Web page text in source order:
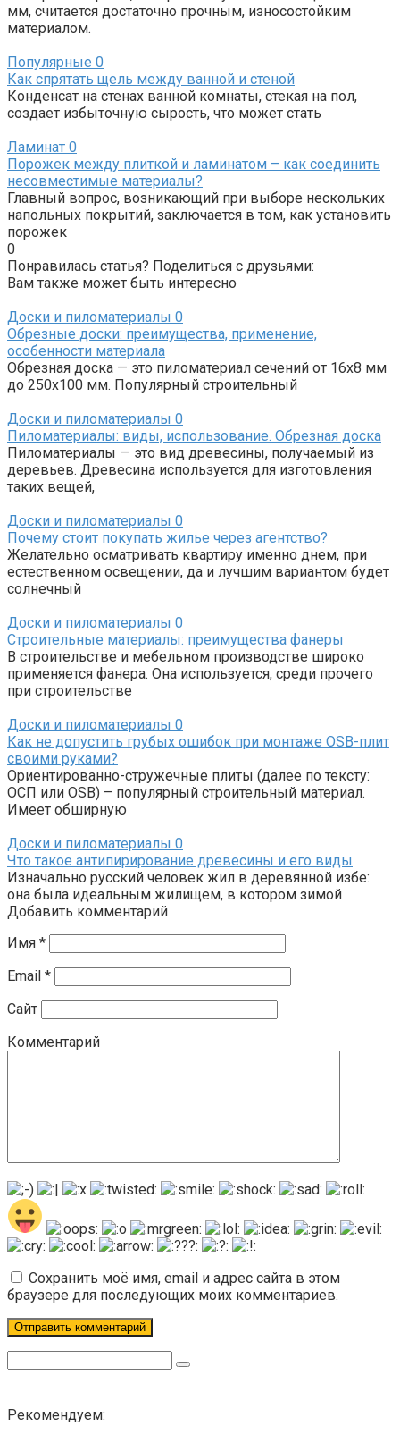
мм, считается достаточно прочным, износостойким
материалом.
Популярные 0
Как спрятать щель между ванной и стеной
Конденсат на стенах ванной комнаты, стекая на пол,
создает избыточную сырость, что может стать
Ламинат 0
Порожек между плиткой и ламинатом – как соединить
несовместимые материалы?
Главный вопрос, возникающий при выборе нескольких
напольных покрытий, заключается в том, как установить
порожек
0
Понравилась статья? Поделиться с друзьями:
Вам также может быть интересно
Доски и пиломатериалы 0
Обрезные доски: преимущества, применение,
особенности материала
Обрезная доска — это пиломатериал сечений от 16х8 мм
до 250х100 мм. Популярный строительный
Доски и пиломатериалы 0
Пиломатериалы: виды, использование. Обрезная доска
Пиломатериалы — это вид древесины, получаемый из
деревьев. Древесина используется для изготовления
таких вещей,
Доски и пиломатериалы 0
Почему стоит покупать жилье через агентство?
Желательно осматривать квартиру именно днем, при
естественном освещении, да и лучшим вариантом будет
солнечный
Доски и пиломатериалы 0
Строительные материалы: преимущества фанеры
В строительстве и мебельном производстве широко
применяется фанера. Она используется, среди прочего
при строительстве
Доски и пиломатериалы 0
Как не допустить грубых ошибок при монтаже ОSВ-плит
своими руками?
Ориентированно-стружечные плиты (далее по тексту:
ОСП или OSB) – популярный строительный материал.
Имеет обширную
Доски и пиломатериалы 0
Что такое антипирирование древесины и его виды
Изначально русский человек жил в деревянной избе:
она была идеальным жилищем, в котором зимой
Добавить комментарий
Имя *
Email *
Сайт
Комментарий
Сохранить моё имя, email и адрес сайта в этом
браузере для последующих моих комментариев.
Рекомендуем: